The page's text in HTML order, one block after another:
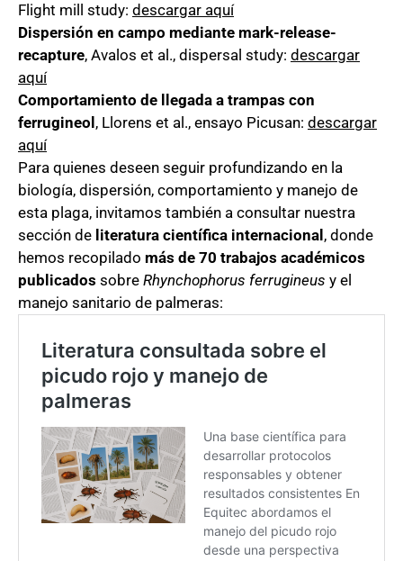
Flight mill study: descargar aquí
Dispersión en campo mediante mark-release-
recapture, Avalos et al., dispersal study: descargar
aquí
Comportamiento de llegada a trampas con
ferrugineol , Llorens et al., ensayo Picusan: descargar
aquí
Para quienes deseen seguir profundizando en la
biología, dispersión, comportamiento y manejo de
esta plaga, invitamos también a consultar nuestra
sección de literatura científica internacional , donde
hemos recopilado más de 70 trabajos académicos
publicados sobre Rhynchophorus ferrugineus y el
manejo sanitario de palmeras: